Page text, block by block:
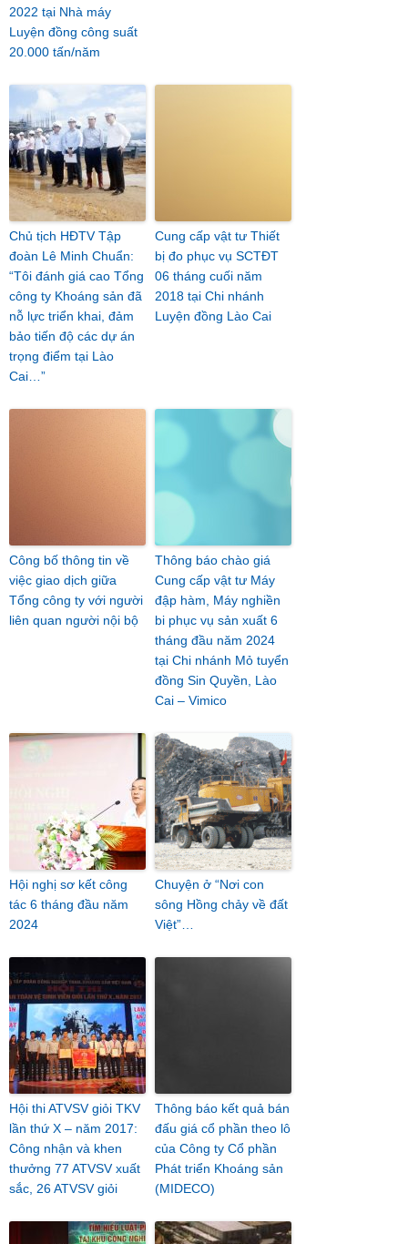
2022 tại Nhà máy
Luyện đồng công suất
20.000 tấn/năm
Chủ tịch HĐTV Tập
đoàn Lê Minh Chuẩn:
“Tôi đánh giá cao Tổng
công ty Khoáng sản đã
nỗ lực triển khai, đảm
bảo tiến độ các dự án
trọng điểm tại Lào
Cai…”
Cung cấp vật tư Thiết
bị đo phục vụ SCTĐT
06 tháng cuối năm
2018 tại Chi nhánh
Luyện đồng Lào Cai
Công bố thông tin về
việc giao dịch giữa
Tổng công ty với người
liên quan người nội bộ
Thông báo chào giá
Cung cấp vật tư Máy
đập hàm, Máy nghiền
bi phục vụ sản xuất 6
tháng đầu năm 2024
tại Chi nhánh Mỏ tuyển
đồng Sin Quyền, Lào
Cai – Vimico
Hội nghị sơ kết công
tác 6 tháng đầu năm
2024
Chuyện ở “Nơi con
sông Hồng chảy về đất
Việt”…
Hội thi ATVSV giỏi TKV
lần thứ X – năm 2017:
Công nhận và khen
thưởng 77 ATVSV xuất
sắc, 26 ATVSV giỏi
Thông báo kết quả bán
đấu giá cổ phần theo lô
của Công ty Cổ phần
Phát triển Khoáng sản
(MIDECO)